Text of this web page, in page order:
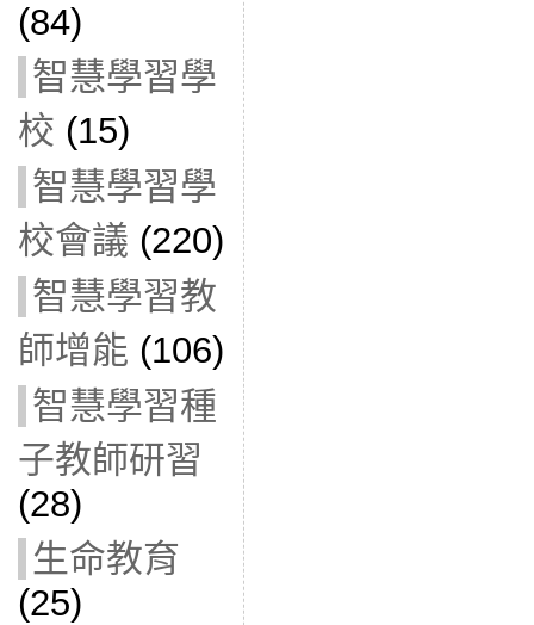
(84)
智慧學習學
校 (15)
智慧學習學
校會議 (220)
智慧學習教
師增能 (106)
智慧學習種
子教師研習
(28)
生命教育
(25)